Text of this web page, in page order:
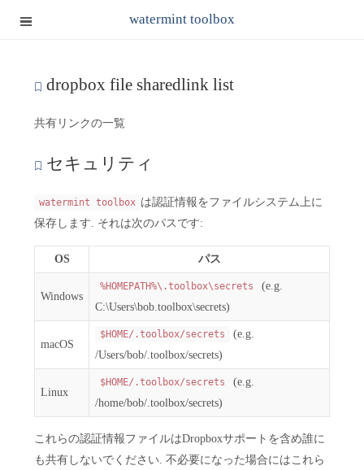
watermint toolbox
dropbox file sharedlink list
共有リンクの一覧
セキュリティ
watermint toolbox は認証情報をファイルシステム上に
保存します. それは次のパスです:
OS パス
Windows
%HOMEPATH%\.toolbox\secrets
(e.g.
C:\Users\bob.toolbox\secrets)
macOS
$HOME/.toolbox/secrets
(e.g.
/Users/bob/.toolbox/secrets)
Linux
$HOME/.toolbox/secrets
(e.g.
/home/bob/.toolbox/secrets)
これらの認証情報ファイルはDropboxサポートを含め誰に
も共有しないでください. 不必要になった場合にはこれら